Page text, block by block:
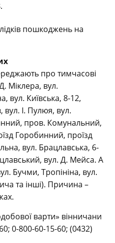
пошкоджень на
про тимчасові
Міклера, вул.
вул. Київська, 8-12,
вул. І. Пулюя, вул.
пров. Комунальний,
Горобинний, проїзд
вул. Брацлавська, 6-
вул. Д. Мейса. А
Бучми, Тропініна, вул.
та інші). Причина –
варти» вінничани
0-800-60-15-60; (0432)